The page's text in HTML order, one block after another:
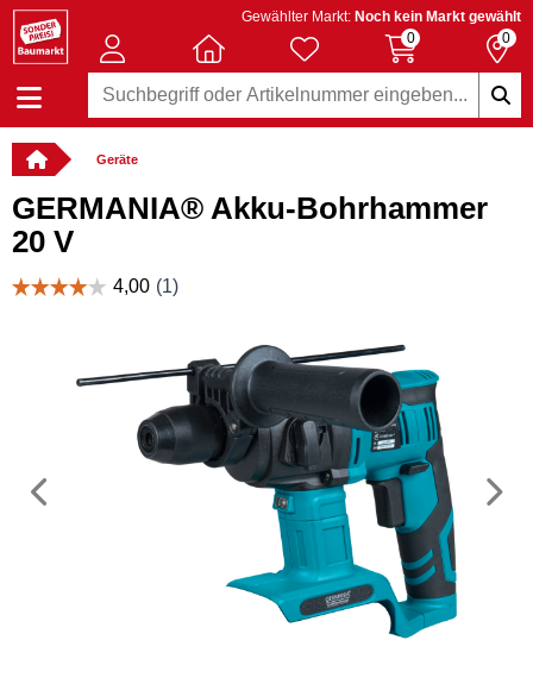
Gewählter Markt: Noch kein Markt gewählt
0
0
Geräte
GERMANIA® Akku-Bohrhammer
20 V
Vorheriges